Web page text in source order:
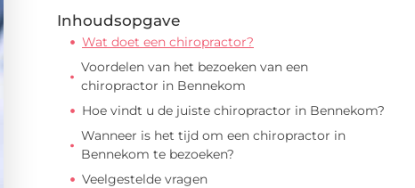
Inhoudsopgave
Wat doet een chiropractor?
Voordelen van het bezoeken van een
chiropractor in Bennekom
Hoe vindt u de juiste chiropractor in Bennekom?
Wanneer is het tijd om een chiropractor in
Bennekom te bezoeken?
Veelgestelde vragen